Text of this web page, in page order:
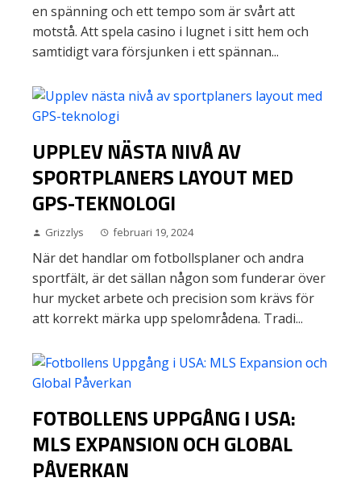
en spänning och ett tempo som är svårt att
motstå. Att spela casino i lugnet i sitt hem och
samtidigt vara försjunken i ett spännan...
UPPLEV NÄSTA NIVÅ AV
SPORTPLANERS LAYOUT MED
GPS-TEKNOLOGI
Grizzlys februari 19, 2024
När det handlar om fotbollsplaner och andra
sportfält, är det sällan någon som funderar över
hur mycket arbete och precision som krävs för
att korrekt märka upp spelområdena. Tradi...
FOTBOLLENS UPPGÅNG I USA:
MLS EXPANSION OCH GLOBAL
PÅVERKAN